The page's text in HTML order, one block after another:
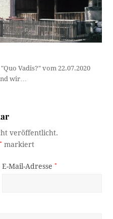
Vadis?" vom 22.07.2020
wir…
veröffentlicht.
* markiert
E-Mail-Adresse*